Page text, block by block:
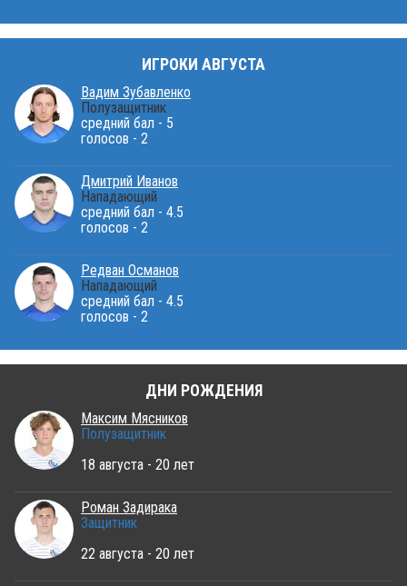
ИГРОКИ АВГУСТА
Вадим Зубавленко
Полузащитник
средний бал - 5
голосов - 2
Дмитрий Иванов
Нападающий
средний бал - 4.5
голосов - 2
Редван Османов
Нападающий
средний бал - 4.5
голосов - 2
ДНИ РОЖДЕНИЯ
Максим Мясников
Полузащитник
18 августа - 20 лет
Роман Задирака
Защитник
22 августа - 20 лет